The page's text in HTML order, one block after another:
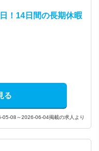
！14日間の長期休暇
る
05-08～2026-06-04掲載の求人より